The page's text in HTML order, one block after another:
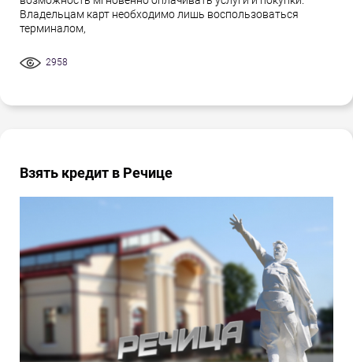
Владельцам карт необходимо лишь воспользоваться
терминалом,
2958
Взять кредит в Речице